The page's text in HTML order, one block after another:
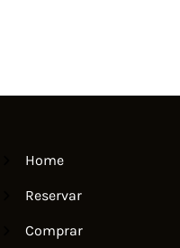
Home
Reservar
Comprar